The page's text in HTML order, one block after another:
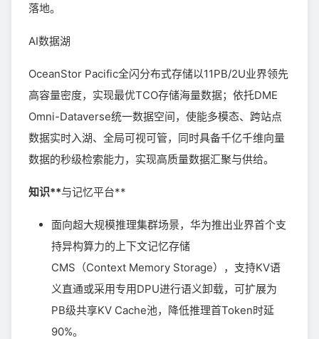
落地。
AI数据湖
OceanStor Pacific全闪分布式存储以11PB/2U业界领先
高容量密度，实现最优TCO存储海量数据；依托DME
Omni-Dataverse统一数据空间，使能多模态、跨站点
数据实时入湖、全局可视可管，同时具备千亿千维向量
数据的秒级检索能力，实现高质量数据汇聚与供给。
知识**与记忆平台**
面向超大规模推理集群场景，华为推出业界首个支
持异构算力的上下文记忆存储
CMS（Context Memory Storage），支持KV语
义直通或采用专用DPU进行语义卸载，可扩展为
PB级共享KV Cache池，降低推理首Token时延
90%。